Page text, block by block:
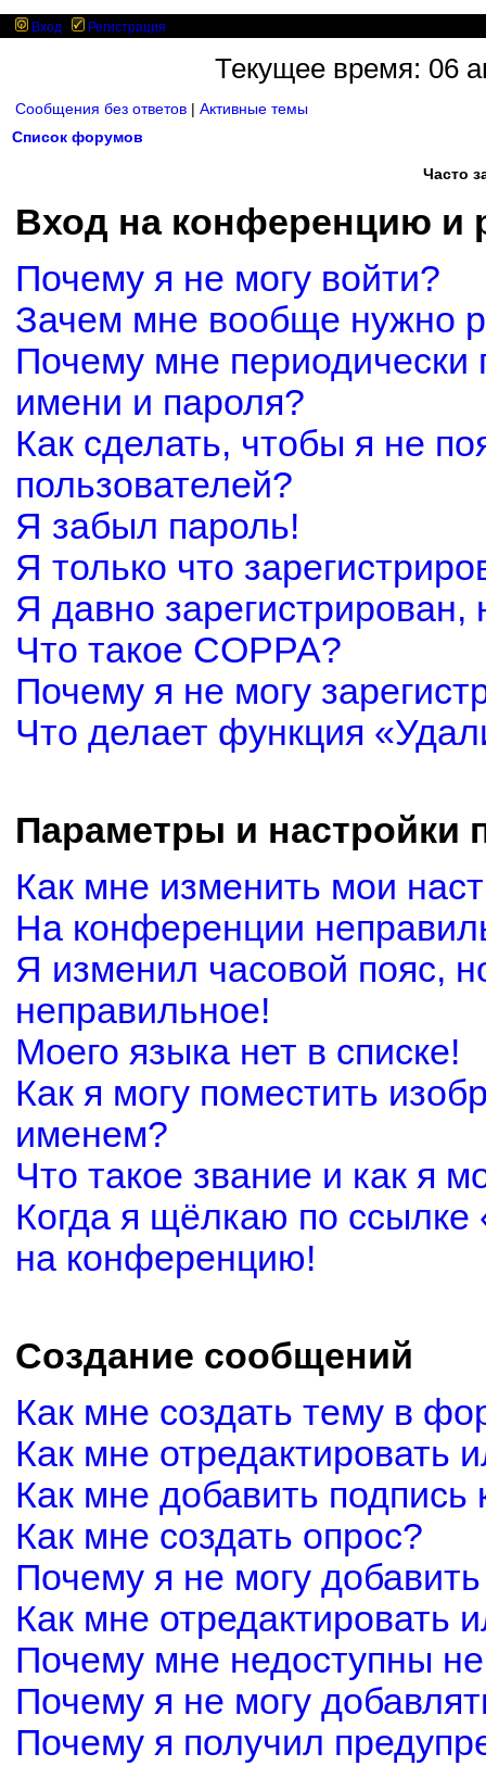
Вход Регистрация
Текущее время: 06
Сообщения без ответов | Активные темы
Список форумов
Часто
Вход на конференцию и
Почему я не могу войти?
Зачем мне вообще нужно
Почему мне периодически
имени и пароля?
Как сделать, чтобы я не
пользователей?
Я забыл пароль!
Я только что
Я давно
Что такое COPPA?
Почему я не могу
Что делает функция
Параметры и настройки
Как мне изменить мои
На конференции
Я изменил часовой пояс,
неправильное!
Моего языка нет в списке!
Как я могу поместить
именем?
Что такое звание и как я
Когда я щёлкаю по ссылке
на конференцию!
Создание сообщений
Как мне создать тему в
Как мне отредактировать
Как мне добавить
Как мне создать опрос?
Почему я не могу
Как мне отредактировать
Почему мне недоступны
Почему я не могу
Почему я получил